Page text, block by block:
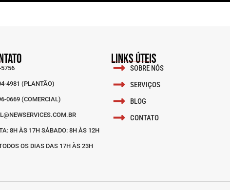
4981 (PLANTÃO)
0669 (COMERCIAL)
8H ÀS 17H SÁBADO: 8H ÀS 12H
OS DIAS DAS 17H ÀS 23H
LINKS ÚTEIS
SOBRE NÓS
SERVIÇOS
BLOG
CONTATO